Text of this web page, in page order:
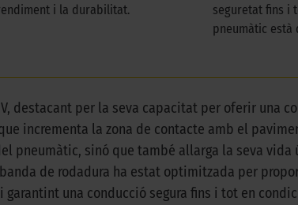
i la durabilitat.
seguretat fins i
pneumàtic està
destacant per la seva capacitat per oferir una
incrementa la zona de contacte amb el
pneumàtic, sinó que també allarga la seva vida
de rodadura ha estat optimitzada per
una conducció segura fins i tot en